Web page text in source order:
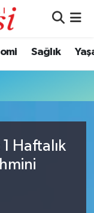
Sağlık
Haftalık